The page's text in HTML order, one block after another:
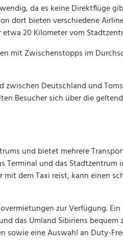
da es keine Direktflüge
dort bieten verschiedene
etwa 20 Kilometer vom
mit Zwischenstopps im
zwischen Deutschland und
Besucher sich über die
und bietet mehrere
Terminal und das
dem Taxi reist, kann einen
zur Verfügung.
das Umland Sibiriens bequem
eine Auswahl an Duty-